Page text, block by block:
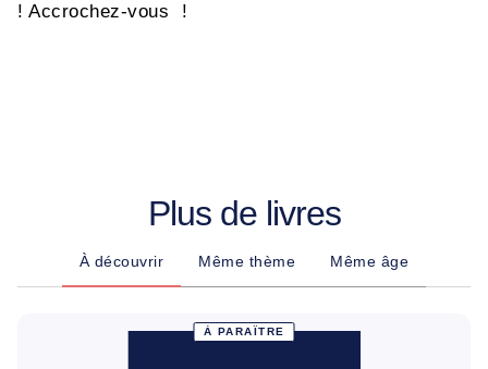
! Accrochez-vous !
Plus de livres
À découvrir Même thème Même âge
À PARAÎTRE